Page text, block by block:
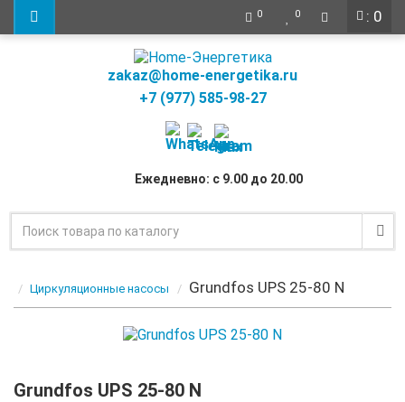
: 0
0 0
zakaz@home-energetika.ru
+7 (977) 585-98-27
Ежедневно: с 9.00 до 20.00
Циркуляционные насосы Grundfos UPS 25-80 N
Grundfos UPS 25-80 N